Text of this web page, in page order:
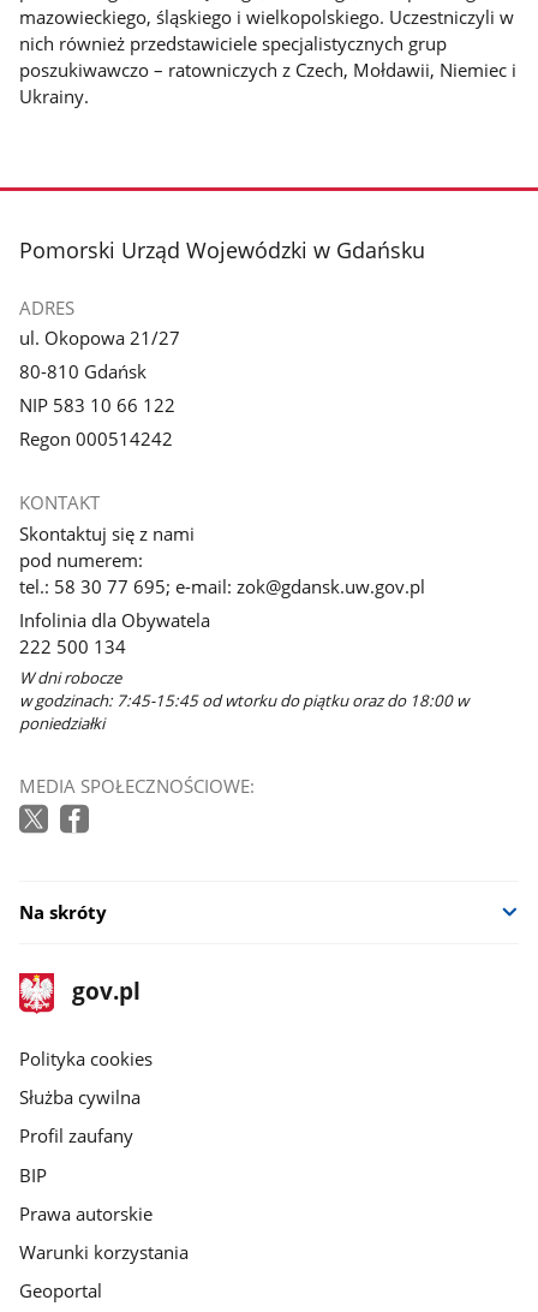
mazowieckiego, śląskiego i wielkopolskiego. Uczestniczyli w
nich również przedstawiciele specjalistycznych grup
poszukiwawczo – ratowniczych z Czech, Mołdawii, Niemiec i
Ukrainy.
stopka
Pomorski Urząd Wojewódzki w Gdańsku
ADRES
ul. Okopowa 21/27
80-810 Gdańsk
NIP 583 10 66 122
Regon 000514242
KONTAKT
Skontaktuj się z nami
pod numerem:
tel.: 58 30 77 695; e-mail: zok@gdansk.uw.gov.pl
Infolinia dla Obywatela
222 500 134
W dni robocze
w godzinach: 7:45-15:45 od wtorku do piątku oraz do 18:00 w
poniedziałki
MEDIA SPOŁECZNOŚCIOWE:
Na skróty
stopka
gov.pl
Strona
gov.pl
gov.pl
Polityka cookies
Służba cywilna
Profil zaufany
BIP
Prawa autorskie
Warunki korzystania
Geoportal